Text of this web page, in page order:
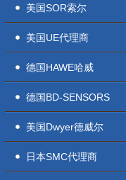
美国SOR索尔
美国UE代理商
德国HAWE哈威
德国BD-SENSORS
美国Dwyer德威尔
日本SMC代理商